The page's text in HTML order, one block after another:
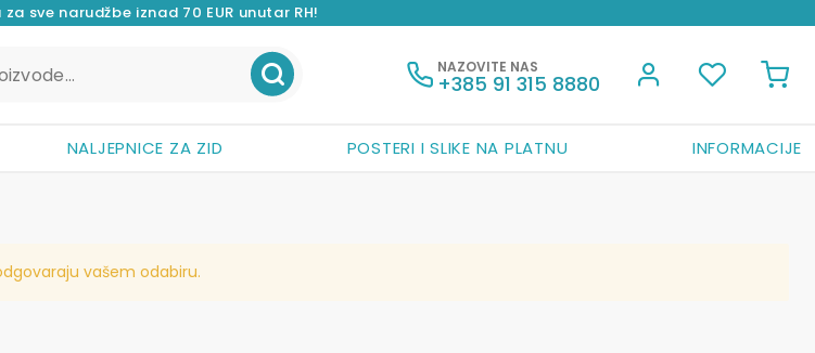
sve narudžbe iznad 70 EUR unutar RH!
NALJEPNICE ZA ZID POSTERI I SLIKE NA PLATNU INFORMACIJE
NAZOVITE NAS
+385 91 315 8880
vašem odabiru.